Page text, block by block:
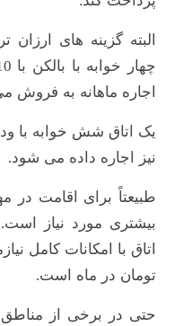
البته گزینه های
اجاره ماهانه به فروش
نیز اجاره داده می شود.
طبیعتاً برای اقامت در
بیشتری مورد نیاز
تومان در ماه است.
حتی در برخی از